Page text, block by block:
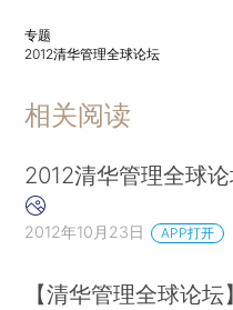
专题
2012清华管理全球论坛
相关阅读
2012清华管理全球
2012年10月23日 APP打开
【清华管理全球论